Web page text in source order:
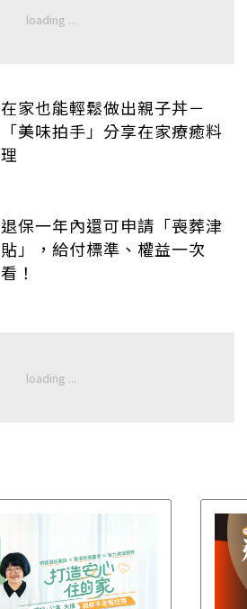
在家也能輕鬆做出親子丼－
「美味拍手」分享在家療癒料
理
退保一年內還可申請「喪葬津
貼」，給付標準、權益一次
看！